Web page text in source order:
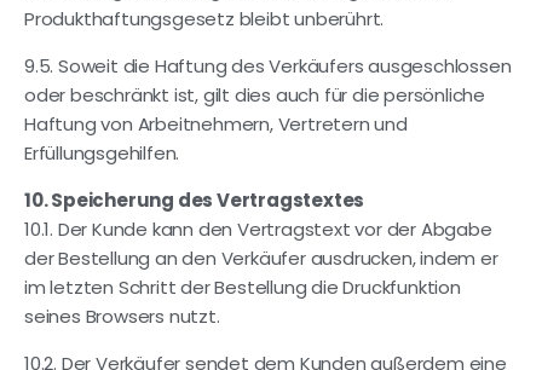
Produkthaftungsgesetz bleibt unberührt.
9.5. Soweit die Haftung des Verkäufers ausgeschlossen
oder beschränkt ist, gilt dies auch für die persönliche
Haftung von Arbeitnehmern, Vertretern und
Erfüllungsgehilfen.
10. Speicherung des Vertragstextes
10.1. Der Kunde kann den Vertragstext vor der Abgabe
der Bestellung an den Verkäufer ausdrucken, indem er
im letzten Schritt der Bestellung die Druckfunktion
seines Browsers nutzt.
10.2. Der Verkäufer sendet dem Kunden außerdem eine